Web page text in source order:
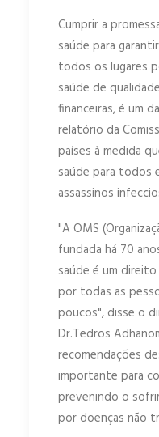
Cumprir a
saúde para
todos os lugares
saúde de
financeiras, é um
relatório da
países à medida
saúde para todos
assassinos
"A OMS
fundada há 70
saúde é um
por todas as
poucos", disse o
Dr.Tedros
recomendações
importante para
prevenindo o
por doenças não